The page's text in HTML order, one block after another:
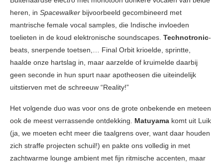
heren, in Spacewalker bijvoorbeeld gecombineerd met
mantrische female vocal samples, die Indische invloeden
toelieten in de koud elektronische soundscapes. Technotronic-
beats, snerpende toetsen,… Final Orbit krioelde, sprintte,
haalde onze hartslag in, maar aarzelde of kruimelde daarbij
geen seconde in hun spurt naar apotheosen die uiteindelijk
uitstierven met de schreeuw “Reality!”
Het volgende duo was voor ons de grote onbekende en meteen
ook de meest verrassende ontdekking. Matuyama komt uit Luik
(ja, we moeten echt meer die taalgrens over, want daar houden
zich straffe projecten schuil!) en pakte ons volledig in met
zachtwarme lounge ambient met fijn ritmische accenten, maar